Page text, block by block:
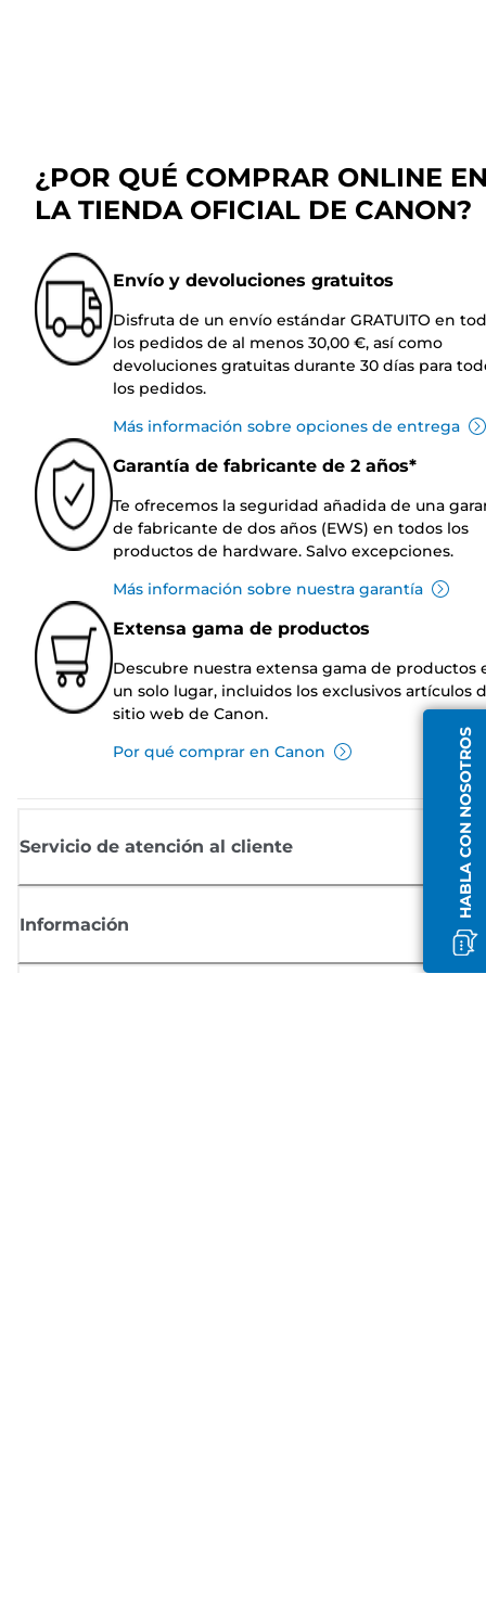
HABLA CON NOSOTROS
¿POR QUÉ COMPRAR ONLINE
LA TIENDA OFICIAL DE CANON?
Envío y devoluciones gratuitos
Disfruta de un envío estándar GRATUITO en
los pedidos de al menos 30,00 €, así como
devoluciones gratuitas durante 30 días para
los pedidos.
Más información sobre opciones de entrega
Garantía de fabricante de 2 años*
Te ofrecemos la seguridad añadida de una
de fabricante de dos años (EWS) en todos los
productos de hardware. Salvo excepciones.
Más información sobre nuestra garantía
Extensa gama de productos
Descubre nuestra extensa gama de productos
un solo lugar, incluidos los exclusivos artículos
sitio web de Canon.
Por qué comprar en Canon
Servicio de atención al cliente
Información